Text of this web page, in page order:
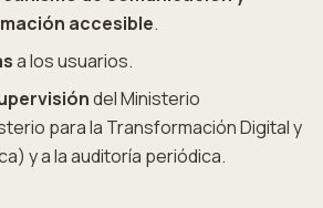
accesible.
a los usuarios.
del Ministerio
para la Transformación Digital y
y a la auditoría periódica.